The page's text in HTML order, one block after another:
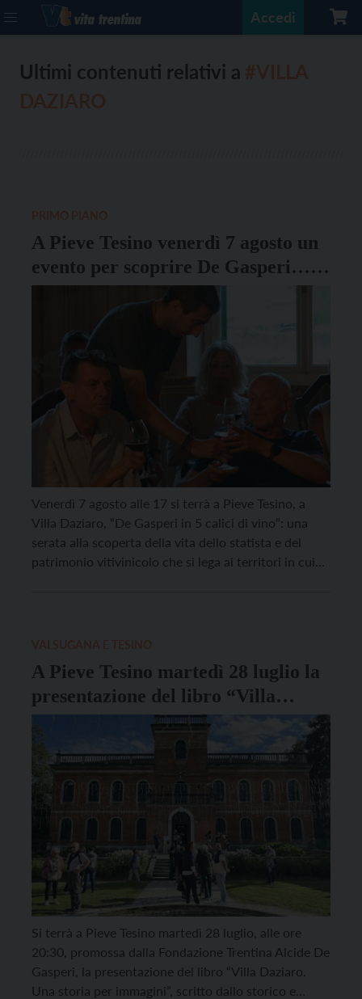
Accedi
Ultimi contenuti relativi a
A Pieve Tesino venerdì 7 agosto un
evento per scoprire De Gasperi…
in 5 calici di vino
Venerdì 7 agosto alle 17 si terrà a Pieve Tesino, a
Villa Daziaro, “De Gasperi in 5 calici di vino”: una
serata alla scoperta della vita dello statista e del
patrimonio vitivinicolo che si lega ai territori in cui
A Pieve Tesino martedì 28 luglio la
presentazione del libro “Villa
Daziaro. Una storia per immagini”
Si terrà a Pieve Tesino martedì 28 luglio, alle ore
20:30, promossa dalla Fondazione Trentina Alcide De
Gasperi, la presentazione del libro “Villa Daziaro.
Una storia per immagini”, scritto dallo storico e